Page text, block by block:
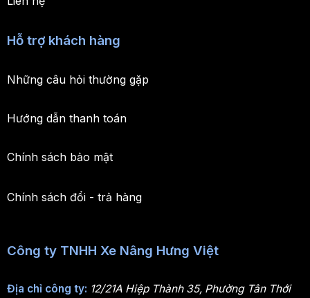
Hỗ trợ khách hàng
Những câu hỏi thường gặp
Hướng dẫn thanh toán
Chính sách bảo mật
Chính sách đổi - trả hàng
Công ty TNHH Xe Nâng Hưng Việt
Địa chỉ công ty: 12/21A Hiệp Thành 35, Phường Tân Thới